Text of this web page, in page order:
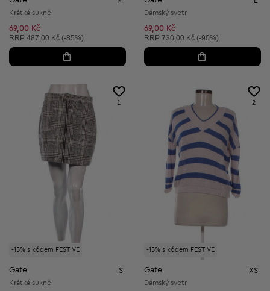
Krátká sukně
69,00 Kč
Doporučená cena:
RRP 487,00 Kč (-85%)
Dámský svetr
69,00 Kč
Doporučená cena:
RRP 730,00 Kč (-90%)
-15% s kódem FESTIVE
1
Gate S
Krátká sukně
-15% s kódem FESTIVE
2
Gate XS
Dámský svetr